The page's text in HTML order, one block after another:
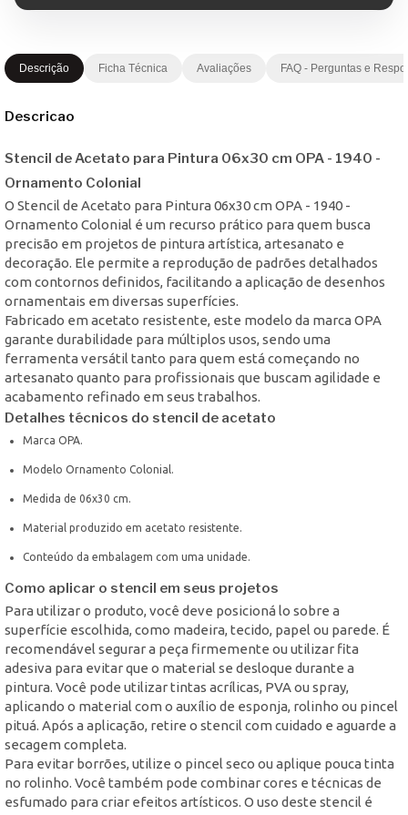
Descrição Ficha Técnica Avaliações FAQ - Perguntas e
Descricao
Stencil de Acetato para Pintura 06x30 cm OPA - 1940 -
Ornamento Colonial
O Stencil de Acetato para Pintura 06x30 cm OPA - 1940 -
Ornamento Colonial é um recurso prático para quem busca
precisão em projetos de pintura artística, artesanato e
decoração. Ele permite a reprodução de padrões detalhados
com contornos definidos, facilitando a aplicação de desenhos
ornamentais em diversas superfícies.
Fabricado em acetato resistente, este modelo da marca OPA
garante durabilidade para múltiplos usos, sendo uma
ferramenta versátil tanto para quem está começando no
artesanato quanto para profissionais que buscam agilidade e
acabamento refinado em seus trabalhos.
Detalhes técnicos do stencil de acetato
Marca OPA.
Modelo Ornamento Colonial.
Medida de 06x30 cm.
Material produzido em acetato resistente.
Conteúdo da embalagem com uma unidade.
Como aplicar o stencil em seus projetos
Para utilizar o produto, você deve posicioná lo sobre a
superfície escolhida, como madeira, tecido, papel ou parede. É
recomendável segurar a peça firmemente ou utilizar fita
adesiva para evitar que o material se desloque durante a
pintura. Você pode utilizar tintas acrílicas, PVA ou spray,
aplicando o material com o auxílio de esponja, rolinho ou pincel
pituá. Após a aplicação, retire o stencil com cuidado e aguarde a
secagem completa.
Para evitar borrões, utilize o pincel seco ou aplique pouca tinta
no rolinho. Você também pode combinar cores e técnicas de
esfumado para criar efeitos artísticos. O uso deste stencil é